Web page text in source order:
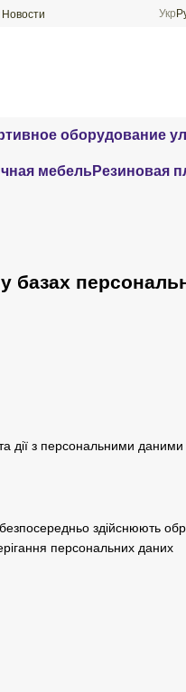
Укр
оборудование
мебельРезиновая
базах
з персональними даними
здійснюють
персональних даних